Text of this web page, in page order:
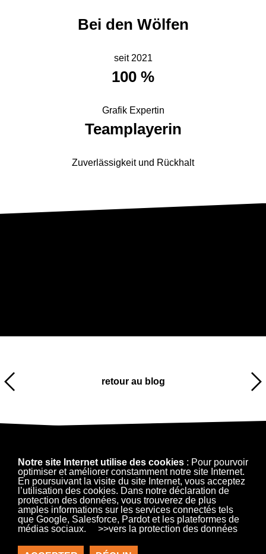
Bei den Wölfen
seit 2021
100 %
Grafik Expertin
Teamplayerin
Zuverlässigkeit und Rückhalt
retour au blog
Notre site Internet utilise des cookies : Pour pourvoir
optimiser et améliorer constamment notre site Internet.
En poursuivant la visite du site Internet, vous acceptez
l’utilisation des cookies. Dans notre déclaration de
protection des données, vous trouverez de plus
amples informations sur les services connectés tels
que Google, Salesforce, Pardot et les plateformes de
médias sociaux. >>vers la protection des données